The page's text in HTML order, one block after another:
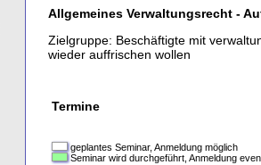
Allgemeines Verwaltungsrecht -
Zielgruppe: Beschäftigte mit
wieder auffrischen wollen
Termine
geplantes Seminar, Anmeldung möglich
Seminar wird durchgeführt, Anmeldung